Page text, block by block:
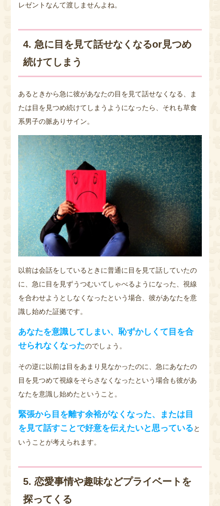
レゼントなんて渡しませんよね。
4. 急に目を見て話せなくなるor見つめ
続けてしまう
あるときから急に彼があなたの目を見て話せなくなる、ま
たは目を見つめ続けてしまうようになったら、それも草食
系男子の脈ありサイン。
以前は会話をしているときに普通に目を見て話していたの
に、急に目を見ずうつむいてしゃべるようになった、視線
を合わせようとしなくなったという場合、彼があなたを意
識し始めた証拠です。
あなたを意識してしまい、恥ずかしくて目を合
せられなくなったのでしょう。
その逆に以前は目をあまり見なかったのに、急にあなたの
目を見つめて視線をそらさなくなったという場合も彼があ
なたを意識し始めたということ。
緊張から目を離す余裕がなくなった、または目
を見て話すことで好意を伝えたいと思っていると
いうことが考えられます。
5. 恋愛事情や趣味などプライベートを
探ってくる